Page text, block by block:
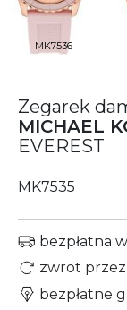
MK7536
Zegarek
MICHAEL
EVEREST
MK7535
bezpłatna
zwrot
bezpłatne